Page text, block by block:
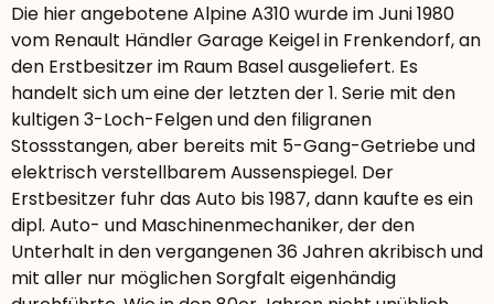
Die hier angebotene Alpine A310 wurde im Juni 1980
vom Renault Händler Garage Keigel in Frenkendorf, an
den Erstbesitzer im Raum Basel ausgeliefert. Es
handelt sich um eine der letzten der 1. Serie mit den
kultigen 3-Loch-Felgen und den filigranen
Stossstangen, aber bereits mit 5-Gang-Getriebe und
elektrisch verstellbarem Aussenspiegel. Der
Erstbesitzer fuhr das Auto bis 1987, dann kaufte es ein
dipl. Auto- und Maschinenmechaniker, der den
Unterhalt in den vergangenen 36 Jahren akribisch und
mit aller nur möglichen Sorgfalt eigenhändig